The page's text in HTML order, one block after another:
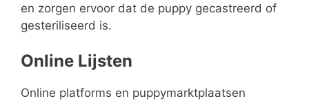
en zorgen ervoor dat de puppy gecastreerd of
gesteriliseerd is.
Online Lijsten
Online platforms en puppymarktplaatsen